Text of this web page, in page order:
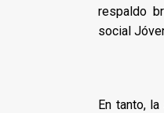
respaldo
social
En tanto,